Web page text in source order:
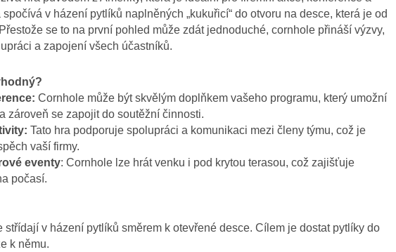
v házení pytlíků naplněných „kukuřicí“ do otvoru na desce, která je od
se to na první pohled může zdát jednoduché, cornhole přináší výzvy,
a zapojení všech účastníků.
Cornhole může být skvělým doplňkem vašeho programu, který umožní
zároveň se zapojit do soutěžní činnosti.
Tato hra podporuje spolupráci a komunikaci mezi členy týmu, což je
vaší firmy.
eventy: Cornhole lze hrát venku i pod krytou terasou, což zajišťuje
počasí.
střídají v házení pytlíků směrem k otevřené desce. Cílem je dostat pytlíky do
k němu.